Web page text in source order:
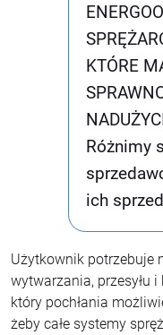
KTÓRE
Różnimy
ich
Użytkownik potrzebuje
wytwarzania, przesyłu
który pochłania
żeby całe systemy